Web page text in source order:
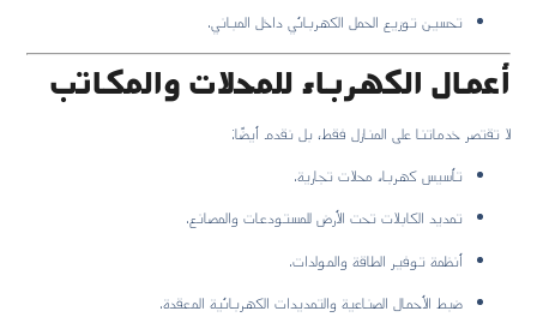
تحسين توزيع الحمل الكهربائي داخل المباني.
أعمال الكهرباء للمحلات والمكاتب
لا تقتصر خدماتنا على المنازل فقط، بل نقدم أيضًا:
تأسيس كهرباء محلات تجارية.
تمديد الكابلات تحت الأرض للمستودعات والمصانع.
أنظمة توفير الطاقة والمولدات.
ضبط الأحمال الصناعية والتمديدات الكهربائية المعقدة.